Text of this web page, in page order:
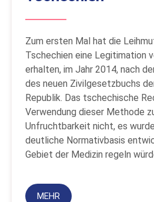
Zum ersten Mal hat die
Tschechien eine Legitimation
erhalten, im Jahr 2014, nach
des neuen Zivilgesetzbuchs
Republik. Das tschechische
Verwendung dieser Methode
Unfruchtbarkeit nicht, es
deutliche Normativbasis
Gebiet der Medizin regeln
MEHR